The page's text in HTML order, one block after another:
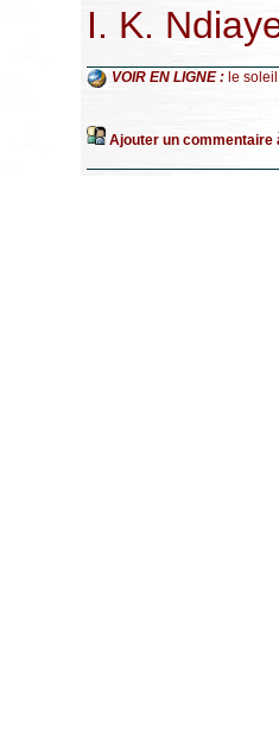
I. K.
VOIR EN LIGNE : le soleil
Ajouter un commentaire